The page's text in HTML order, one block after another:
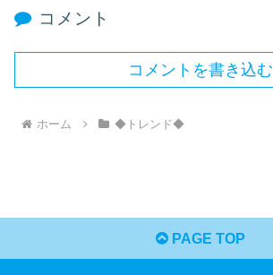
コメント
コメントを書き込む
ホーム ◆トレンド◆
PAGE TOP